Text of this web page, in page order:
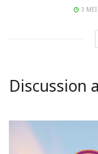
3
Discussion